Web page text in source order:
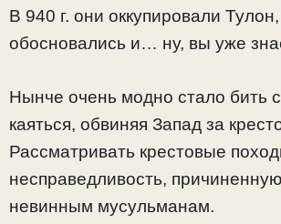
В 940 г. они оккупировали Тулон,
обосновались и… ну, вы уже
Нынче очень модно стало бить
каяться, обвиняя Запад за
Рассматривать крестовые
несправедливость,
невинным мусульманам.